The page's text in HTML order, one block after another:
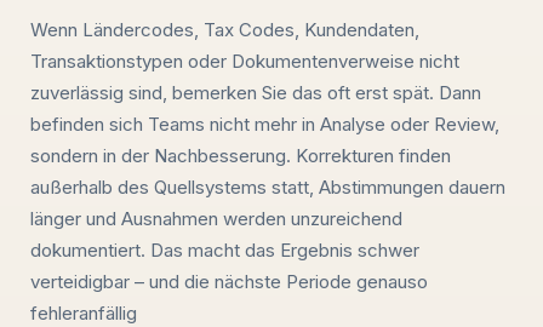
Wenn Ländercodes, Tax Codes, Kundendaten,
Transaktionstypen oder Dokumentenverweise nicht
zuverlässig sind, bemerken Sie das oft erst spät. Dann
befinden sich Teams nicht mehr in Analyse oder Review,
sondern in der Nachbesserung. Korrekturen finden
außerhalb des Quellsystems statt, Abstimmungen dauern
länger und Ausnahmen werden unzureichend
dokumentiert. Das macht das Ergebnis schwer
verteidigbar – und die nächste Periode genauso
fehleranfällig